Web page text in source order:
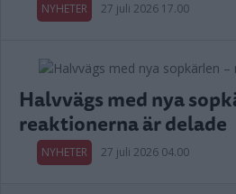
NYHETER 27 juli 2026 17.00
Halvvägs med nya
reaktionerna är delade
NYHETER 27 juli 2026 04.00